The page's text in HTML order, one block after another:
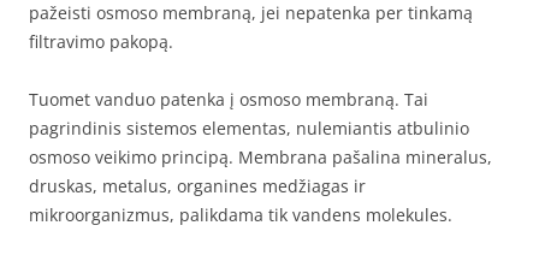
pažeisti osmoso membraną, jei nepatenka per tinkamą
filtravimo pakopą.
Tuomet vanduo patenka į osmoso membraną. Tai
pagrindinis sistemos elementas, nulemiantis atbulinio
osmoso veikimo principą. Membrana pašalina mineralus,
druskas, metalus, organines medžiagas ir
mikroorganizmus, palikdama tik vandens molekules.